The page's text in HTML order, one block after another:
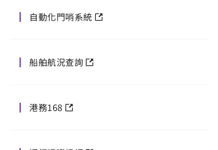
自動化門哨系統
船舶航況查詢
港務168